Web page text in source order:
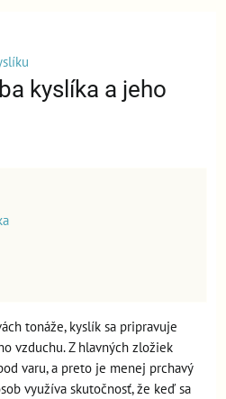
kyslíka a jeho
tonáže, kyslík sa pripravuje
vzduchu. Z hlavných zložiek
varu, a preto je menej prchavý
využíva skutočnosť, že keď sa